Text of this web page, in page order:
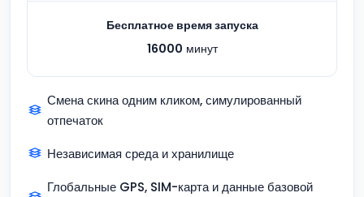
Бесплатное время запуска
16000 минут
Смена скина одним кликом, симулированный
отпечаток
Независимая среда и хранилище
Глобальные GPS, SIM-карта и данные базовой